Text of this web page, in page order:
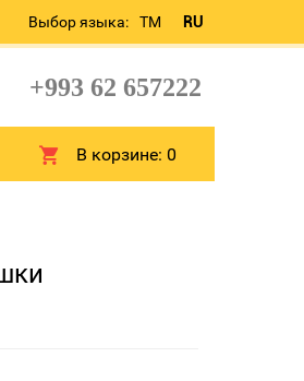
Выбор языка: TM RU
+993 62 657222
В корзине:0